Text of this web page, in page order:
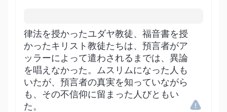
律法を授かったユダヤ教徒、福音書を授
かったキリスト教徒たちは、預言者がア
ッラーによって遣わされるまでは、異論
を唱えなかった。ムスリムになった人も
いたが、預言者の真実を知っていながら
も、その不信仰に留まった人びともい
た。